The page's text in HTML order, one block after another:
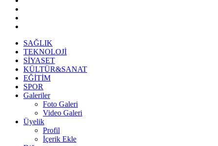
SAĞLIK
TEKNOLOJİ
SİYASET
KÜLTÜR&SANAT
EĞİTİM
SPOR
Galeriler
Foto Galeri
Video Galeri
Üyelik
Profil
İçerik Ekle